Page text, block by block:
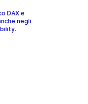
DAX e
negli